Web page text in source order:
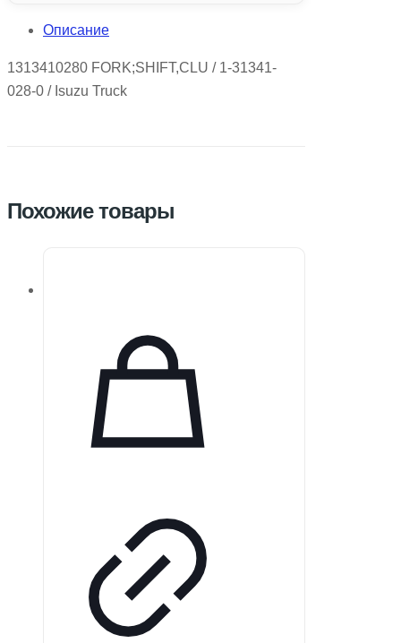
Описание
1313410280 FORK;SHIFT,CLU / 1-31341-
028-0 / Isuzu Truck
Похожие товары